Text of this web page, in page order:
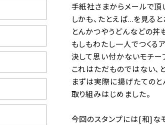
手紙社さまからメールで
しかも、たとえば...を見ると
とんかつやうどんなどの丼
もしもわたし一人でつくる
決して思い付かないモチー
これはただものではない、
まずは実際に揚げたてのと
取り組みはじめました。
今回のスタンプには[和]な